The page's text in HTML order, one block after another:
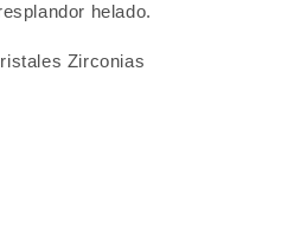
helado.
Zirconias